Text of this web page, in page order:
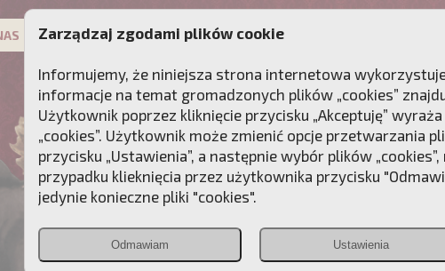
PATRON KAMPANIE DLA DUSZY
Zarządzaj zgodami plików cookie
Informujemy, że niniejsza strona internetowa wykorzystuje
informacje na temat gromadzonych plików „cookies”
Użytkownik poprzez kliknięcie przycisku „Akceptuję”
„cookies”. Użytkownik może zmienić opcje przetwarzania
przycisku „Ustawienia”, a następnie wybór plików
przypadku klieknięcia przez użytkownika przycisku
jedynie konieczne pliki "cookies".
Odmawiam Ustawienia